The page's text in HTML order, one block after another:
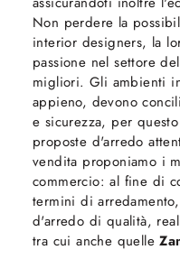
Non perdere la
interior designers, la
passione nel settore
migliori. Gli ambienti
appieno, devono
e sicurezza, per
proposte d'arredo
vendita proponiamo i
commercio: al fine di
termini di
d'arredo di qualità,
tra cui anche quelle